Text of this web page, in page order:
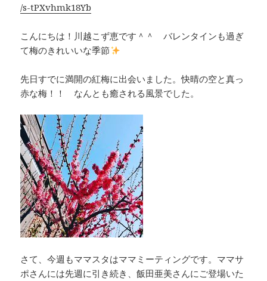
/s-tPXvhmk18Yb
こんにちは！川越こず恵です＾＾ バレンタインも過ぎ
て梅のきれいいな季節
先日すでに満開の紅梅に出会いました。快晴の空と真っ
赤な梅！！ なんとも癒される風景でした。
さて、今週もママスタはママミーティングです。ママサ
ポさんには先週に引き続き、飯田亜美さんにご登場いた